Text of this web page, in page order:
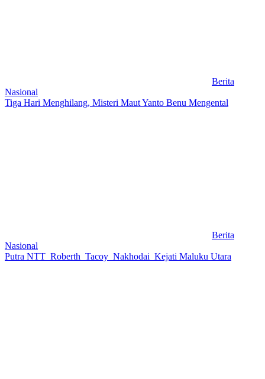
Berita
Nasional
Tiga Hari Menghilang, Misteri Maut Yanto Benu Mengental
Berita
Nasional
Putra NTT Roberth Tacoy Nakhodai Kejati Maluku Utara